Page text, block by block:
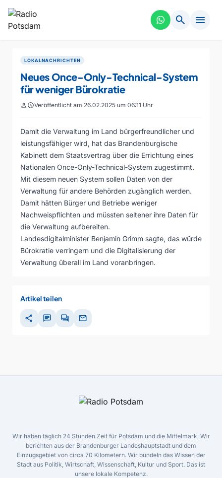
search menu
LOKALNACHRICHTEN
Neues Once-Only-Technical-System
für weniger Bürokratie
personscheduleVeröffentlicht am 26.02.2025 um 06:11 Uhr
Damit die Verwaltung im Land bürgerfreundlicher und
leistungsfähiger wird, hat das Brandenburgische
Kabinett dem Staatsvertrag über die Errichtung eines
Nationalen Once-Only-Technical-System zugestimmt.
Mit diesem neuen System sollen Daten von der
Verwaltung für andere Behörden zugänglich werden.
Damit hätten Bürger und Betriebe weniger
Nachweispflichten und müssten seltener ihre Daten für
die Verwaltung aufbereiten.
Landesdigitalminister Benjamin Grimm sagte, das würde
Bürokratie verringern und die Digitalisierung der
Verwaltung überall im Land voranbringen.
Artikel teilen
share chat forum mail
Wir haben täglich 24 Stunden Zeit für Potsdam und die Mittelmark. Wir
berichten aus der Brandenburger Landeshauptstadt und dem
Einzugsgebiet von circa 70 Kilometern. Wir bündeln das Wissen der
Stadt aus Politik, Wirtschaft, Wissenschaft, Kultur und Sport. Das ist
unsere lokale Kompetenz.